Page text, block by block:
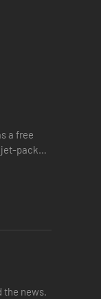
a free
jet-pack
the news.